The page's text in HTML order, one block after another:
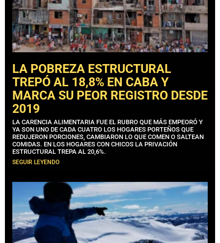
LA POBREZA ESTRUCTURAL
TREPÓ AL 18,8% EN CABA Y
MARCA SU PEOR REGISTRO DESDE
2019
LA CARENCIA ALIMENTARIA FUE EL RUBRO QUE MÁS EMPEORÓ Y
YA SON UNO DE CADA CUATRO LOS HOGARES PORTEÑOS QUE
REDUJERON PORCIONES, CAMBIARON LO QUE COMEN O SALTEAN
COMIDAS. EN LOS HOGARES CON CHICOS LA PRIVACIÓN
ESTRUCTURAL TREPA AL 20,6%.
SEGUIR LEYENDO